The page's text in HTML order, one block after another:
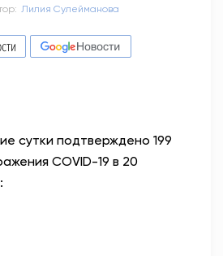
НАС СЕМЕЙНОЕ
АНТИТЕРРОР
Лилия Сулейманова
сутки подтверждено 199
COVID-19 в 20